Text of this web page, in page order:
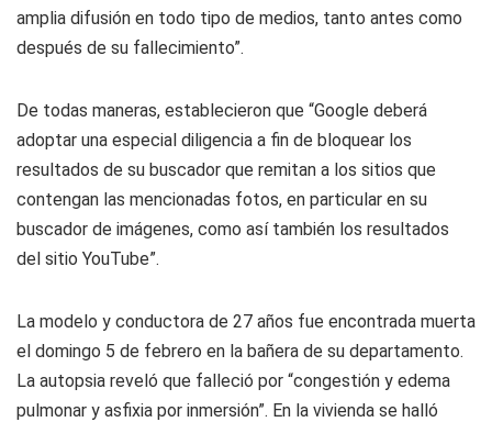
amplia difusión en todo tipo de medios, tanto antes como
después de su fallecimiento”.
De todas maneras, establecieron que “Google deberá
adoptar una especial diligencia a fin de bloquear los
resultados de su buscador que remitan a los sitios que
contengan las mencionadas fotos, en particular en su
buscador de imágenes, como así también los resultados
del sitio YouTube”.
La modelo y conductora de 27 años fue encontrada muerta
el domingo 5 de febrero en la bañera de su departamento.
La autopsia reveló que falleció por “congestión y edema
pulmonar y asfixia por inmersión”. En la vivienda se halló